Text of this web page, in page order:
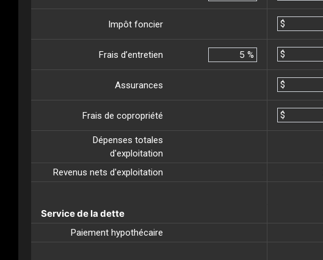
Impôt foncier $
Frais d’entretien % $
Assurances $
Frais de copropriété $
Dépenses totales
d'exploitation
Revenus nets d'exploitation
Service de la dette
Paiement hypothécaire